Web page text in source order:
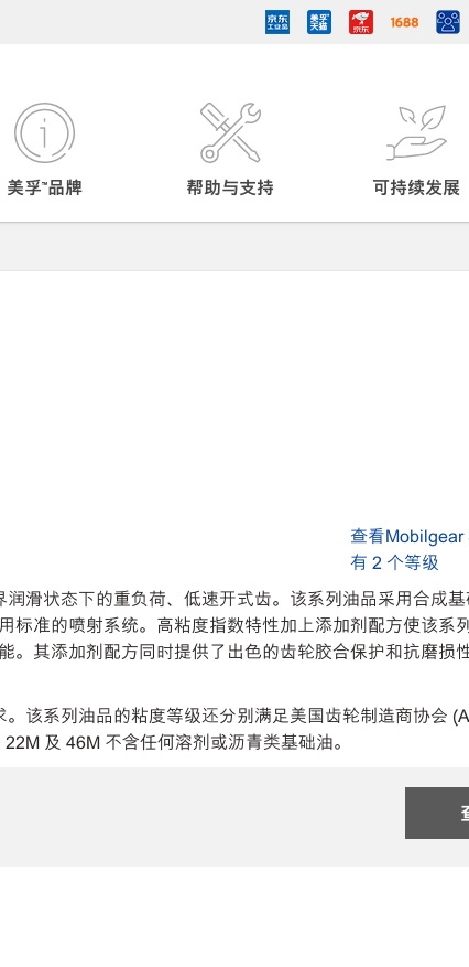
美孚™品牌 帮助与支持 可持续发展
查看
有 2 个等级
滑状态下的重负荷、低速开式齿。该系列油品采用合成
准的喷射系统。高粘度指数特性加上添加剂配方使该系
其添加剂配方同时提供了出色的齿轮胶合保护和抗磨损
该系列油品的粘度等级还分别满足美国齿轮制造商协会
及 46M 不含任何溶剂或沥青类基础油。